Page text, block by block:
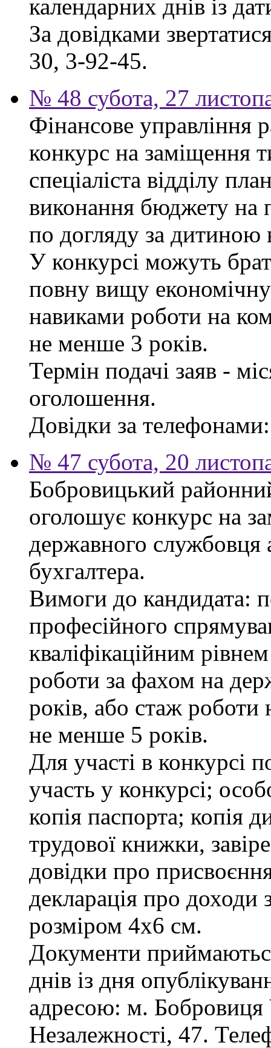
календарних днів із
За довідками
30, 3-92-45.
№ 48 субота, 27
Фінансове управління
конкурс на заміщення
спеціаліста відділу
виконання бюджету на
по догляду за дитиною
У конкурсі можуть
повну вищу економічну
навиками роботи на
не менше 3 років.
Термін подачі заяв -
оголошення.
Довідки за
№ 47 субота, 20
Бобровицький районний
оголошує конкурс на
державного службовця
бухгалтера.
Вимоги до кандидата:
професійного
кваліфікаційним
роботи за фахом на
років, або стаж роботи
не менше 5 років.
Для участі в конкурсі
участь у конкурсі;
копія паспорта; копія
трудової книжки,
довідки про
декларація про доходи
розміром 4х6 см.
Документи
днів із дня
адресою: м. Бобровиця
Незалежності, 47.